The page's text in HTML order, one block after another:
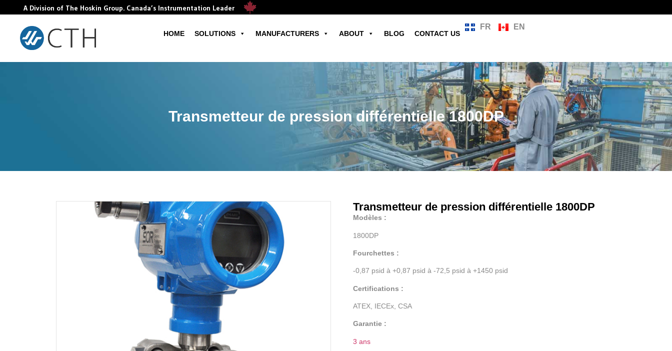
A Division of The Hoskin Group. Canada’s Instrumentation Leader
HOME SOLUTIONS MANUFACTURERS ABOUT BLOG CONTACT US
FR EN
Transmetteur de pression différentielle 1800DP
Transmetteur de pression différentielle 1800DP
Modèles :
1800DP
Fourchettes :
-0,87 psid à +0,87 psid à -72,5 psid à +1450 psid
Certifications :
ATEX, IECEx, CSA
Garantie :
3 ans